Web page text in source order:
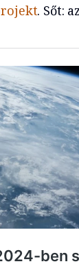
. Sőt: